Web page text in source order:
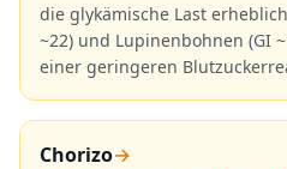
die glykämische Last
~22) und Lupinenbohnen (GI
einer geringeren
Chorizo→